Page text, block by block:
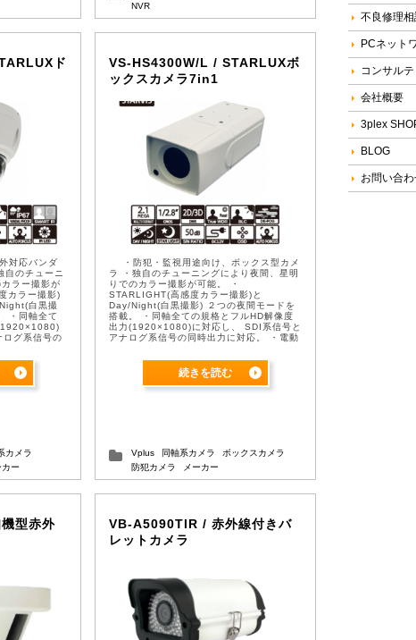
不良修理相
PCネット
コンサル
会社概要
3plex
BLOG
お問い合
NVR
ド
対応バンダ
自のチューニ
ラー撮影が
カラー撮影)
白黒撮
・同軸全て
グ系信号の
カメラ
カー
VS-HS4300W/L / STARLUXボ
ックスカメラ7in1
・防犯・監視用途向け、ボックス型カメ
ラ ・独自のチューニングにより夜間、星明
りでのカラー撮影が可能。 ・
STARLIGHT(高感度カラー撮影)と
Day/Night(白黒撮影) ２つの夜間モードを
搭載。 ・同軸全ての規格とフルHD解像度
出力(1920×1080)に対応し、 SDI系信号と
アナログ系信号の同時出力に対応。 ・電動
行えます ...
続きを読む
Vplus 同軸系カメラ
ボックスカメラ
防犯カメラ
メーカー
型赤外
VB-A5090TIR / 赤外線付きバ
レットカメラ